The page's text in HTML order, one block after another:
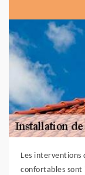
Les interventions
confortables sont